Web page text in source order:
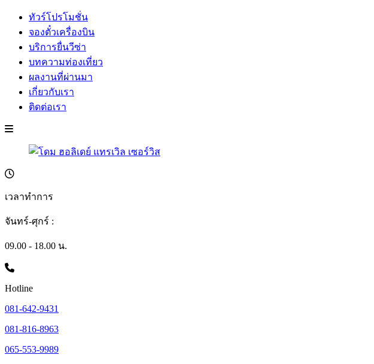
ทัวร์โปรโมชั่น
จองตั๋วเครื่องบิน
บริการยื่นวีซ่า
บทความท่องเที่ยว
ผลงานที่ผ่านมา
เกี่ยวกับเรา
ติดต่อเรา
เวลาทำการ
จันทร์-ศุกร์ :
09.00 - 18.00 น.
Hotline
081-642-9431
081-816-8963
065-553-9989